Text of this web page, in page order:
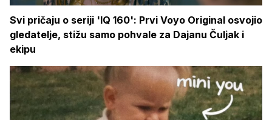
Svi pričaju o seriji 'IQ 160': Prvi Voyo Original osvojio
gledatelje, stižu samo pohvale za Dajanu Čuljak i
ekipu